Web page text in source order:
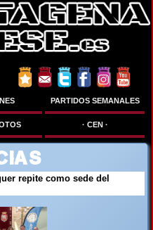
PARTIDOS SEMANALES
· CEN ·
repite como sede del